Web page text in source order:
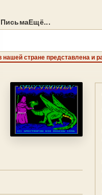
ПисьмаЕщё...